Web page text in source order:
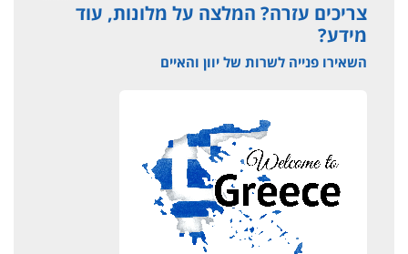
צריכים עזרה? המלצה על מלונות, עוד
מידע?
השאירו פנייה לשרות של יוון והאיים